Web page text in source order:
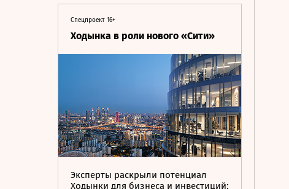
Спецпроект 16+
Ходынка в роли нового «Сити»
Эксперты раскрыли потенциал
Ходынки для бизнеса и инвестиций: